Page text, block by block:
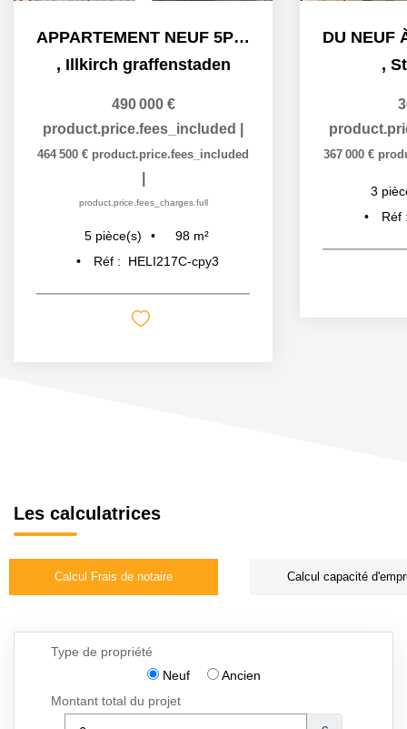
APPARTEMENT NEUF 5PIECES TERRASSE ILLKIRCH GRAFFENSTADEN
, Illkirch graffenstaden
490 000 €
product.price.fees_included
464 500 € product.price.fees_included
product.price.fees_charges.full
5 pièce(s) 98 m²
Réf :
HELI217C-cpy3
,
367 000 €
3
Réf
Les calculatrices
Calcul Frais de notaire Calcul capacité